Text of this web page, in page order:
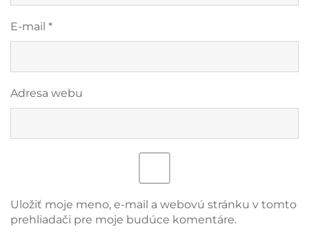
E-mail *
Adresa webu
Uložiť moje meno, e-mail a webovú stránku v tomto
prehliadači pre moje budúce komentáre.